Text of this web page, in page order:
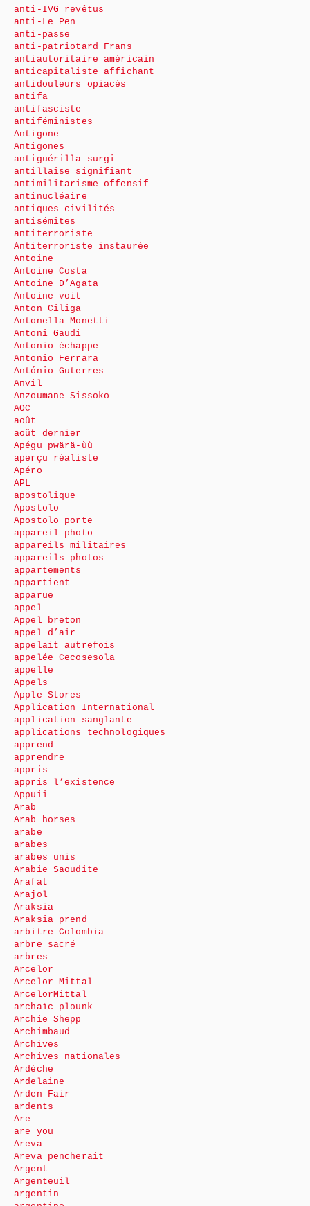
anti-IVG revêtus
anti-Le Pen
anti-passe
anti-patriotard Frans
antiautoritaire américain
anticapitaliste affichant
antidouleurs opiacés
antifa
antifasciste
antiféministes
Antigone
Antigones
antiguérilla surgi
antillaise signifiant
antimilitarisme offensif
antinucléaire
antiques civilités
antisémites
antiterroriste
Antiterroriste instaurée
Antoine
Antoine Costa
Antoine D’Agata
Antoine voit
Anton Ciliga
Antonella Monetti
Antoni Gaudi
Antonio échappe
Antonio Ferrara
António Guterres
Anvil
Anzoumane Sissoko
AOC
août
août dernier
Apégu pwärä-ùù
aperçu réaliste
Apéro
APL
apostolique
Apostolo
Apostolo porte
appareil photo
appareils militaires
appareils photos
appartements
appartient
apparue
appel
Appel breton
appel d’air
appelait autrefois
appelée Cecosesola
appelle
Appels
Apple Stores
Application International
application sanglante
applications technologiques
apprend
apprendre
appris
appris l’existence
Appuii
Arab
Arab horses
arabe
arabes
arabes unis
Arabie Saoudite
Arafat
Arajol
Araksia
Araksia prend
arbitre Colombia
arbre sacré
arbres
Arcelor
Arcelor Mittal
ArcelorMittal
archaïc plounk
Archie Shepp
Archimbaud
Archives
Archives nationales
Ardèche
Ardelaine
Arden Fair
ardents
Are
are you
Areva
Areva pencherait
Argent
Argenteuil
argentin